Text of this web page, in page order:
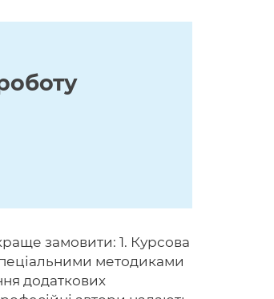
замовити: 1. Курсова
методиками
додаткових